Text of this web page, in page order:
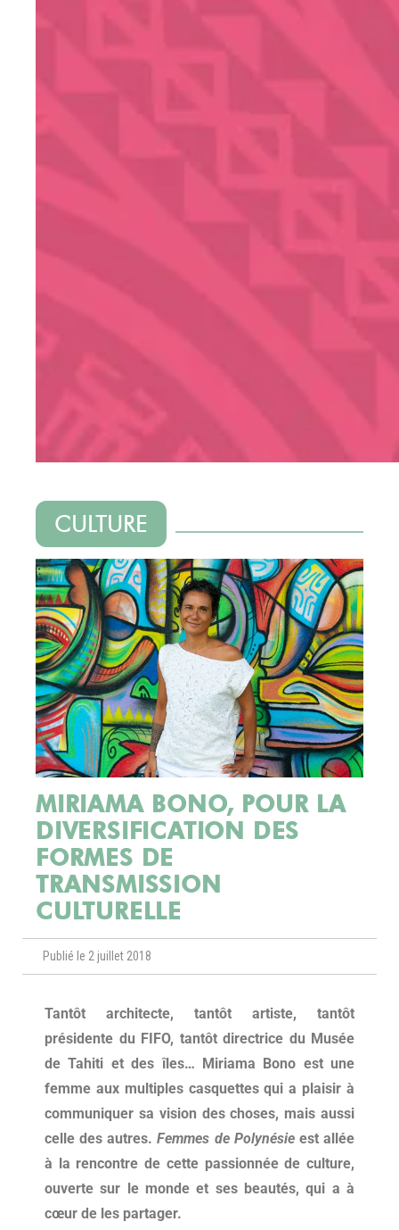
CULTURE
MIRIAMA BONO, POUR LA
DIVERSIFICATION DES
FORMES DE
TRANSMISSION
CULTURELLE
Publié le 2 juillet 2018
Tantôt architecte, tantôt artiste, tantôt
présidente du FIFO, tantôt directrice du Musée
de Tahiti et des îles… Miriama Bono est une
femme aux multiples casquettes qui a plaisir à
communiquer sa vision des choses, mais aussi
celle des autres.Femmes de Polynésieest allée
à la rencontre de cette passionnée de culture,
ouverte sur le monde et ses beautés, qui a à
cœur de les partager.